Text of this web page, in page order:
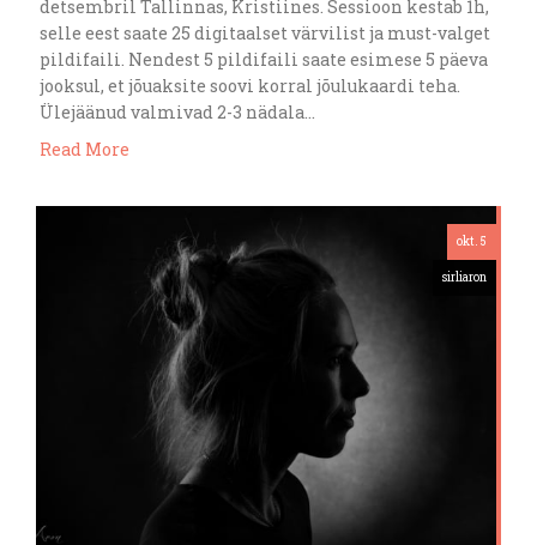
detsembril Tallinnas, Kristiines. Sessioon kestab 1h,
selle eest saate 25 digitaalset värvilist ja must-valget
pildifaili. Nendest 5 pildifaili saate esimese 5 päeva
jooksul, et jõuaksite soovi korral jõulukaardi teha.
Ülejäänud valmivad 2-3 nädala…
Read More
okt. 5
sirliaron